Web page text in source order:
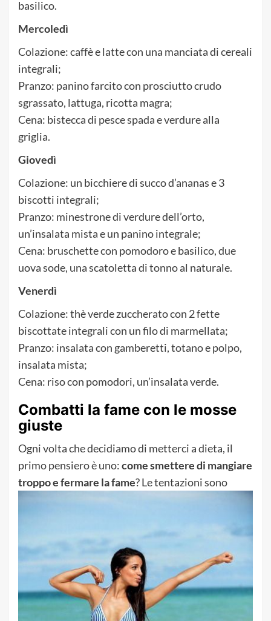
basilico.
Mercoledì
Colazione: caffè e latte con una manciata di cereali
integrali;
Pranzo: panino farcito con prosciutto crudo
sgrassato, lattuga, ricotta magra;
Cena: bistecca di pesce spada e verdure alla
griglia.
Giovedì
Colazione: un bicchiere di succo d’ananas e 3
biscotti integrali;
Pranzo: minestrone di verdure dell’orto,
un’insalata mista e un panino integrale;
Cena: bruschette con pomodoro e basilico, due
uova sode, una scatoletta di tonno al naturale.
Venerdì
Colazione: thè verde zuccherato con 2 fette
biscottate integrali con un filo di marmellata;
Pranzo: insalata con gamberetti, totano e polpo,
insalata mista;
Cena: riso con pomodori, un’insalata verde.
Combatti la fame con le mosse
giuste
Ogni volta che decidiamo di metterci a dieta, il
primo pensiero è uno:come smettere di mangiare
troppo e fermare la fame? Letentazioni sono